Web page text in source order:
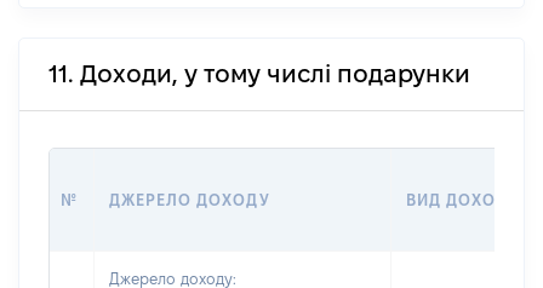
11. Доходи, у тому числі подарунки
№ ДЖЕРЕЛО ДОХОДУ ВИД ДОХОДУ
Джерело доходу: